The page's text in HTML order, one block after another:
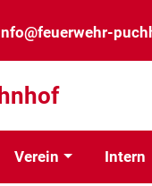
Verein Intern